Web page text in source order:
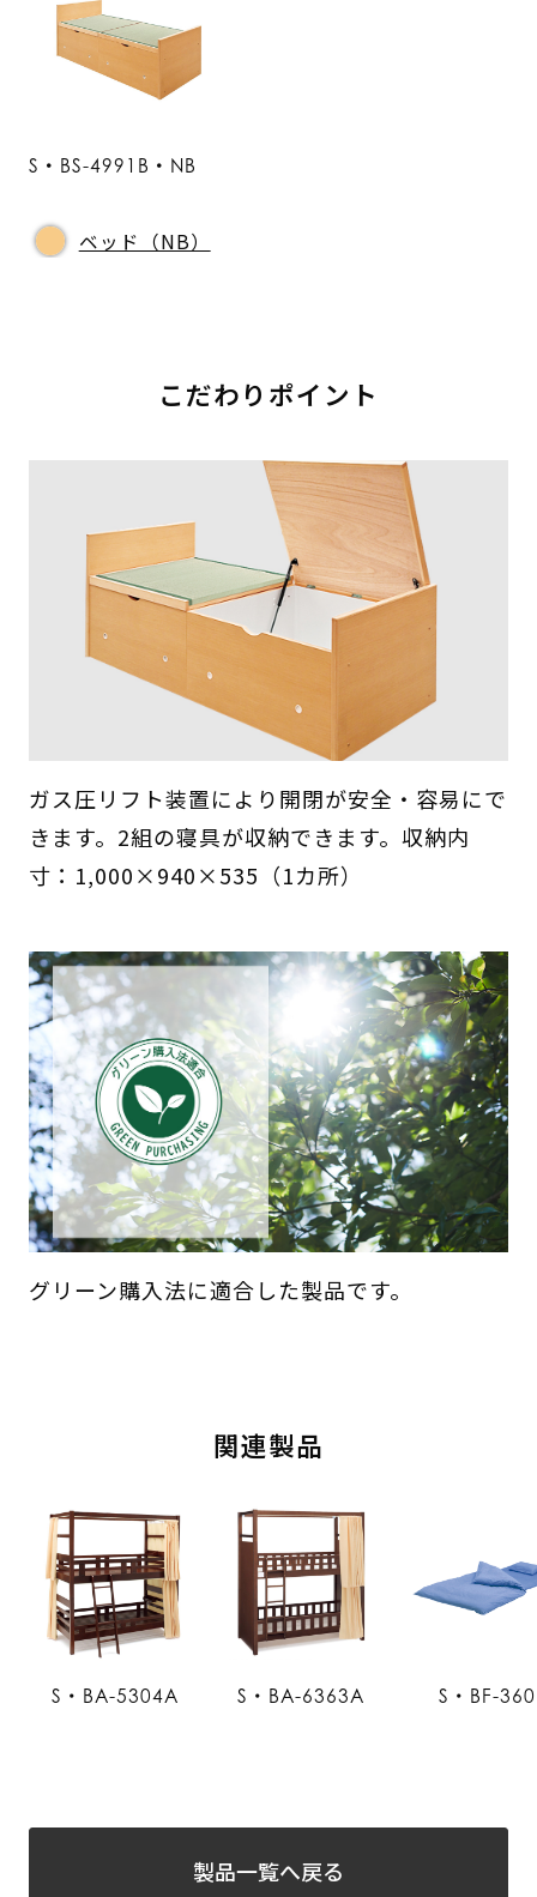
S・BS-4991B・NB
ベッド（NB）
こだわりポイント
ガス圧リフト装置により開閉が安全・容易にで
きます。2組の寝具が収納できます。収納内
寸：1,000×940×535（1カ所）
グリーン購入法に適合した製品です。
関連製品
S・BA-5304A S・BA-6363A S・BF-360
製品一覧へ戻る